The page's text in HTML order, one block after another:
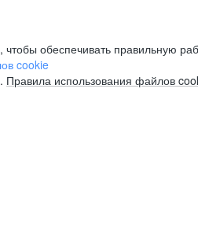
обеспечивать правильную
cookie
Правила использования файлов